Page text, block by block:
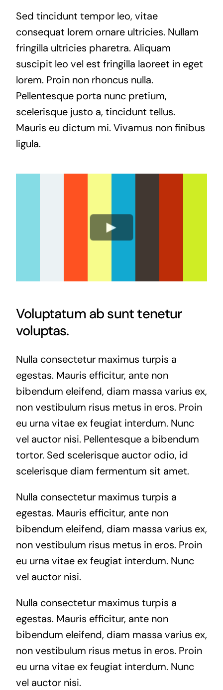
Sed tincidunt tempor leo, vitae
consequat lorem ornare ultricies. Nullam
fringilla ultricies pharetra. Aliquam
suscipit leo vel est fringilla laoreet in eget
lorem. Proin non rhoncus nulla.
Pellentesque porta nunc pretium,
scelerisque justo a, tincidunt tellus.
Mauris eu dictum mi. Vivamus non finibus
ligula.
Voluptatum ab sunt tenetur
voluptas.
Nulla consectetur maximus turpis a
egestas. Mauris efficitur, ante non
bibendum eleifend, diam massa varius ex,
non vestibulum risus metus in eros. Proin
eu urna vitae ex feugiat interdum. Nunc
vel auctor nisi. Pellentesque a bibendum
tortor. Sed scelerisque auctor odio, id
scelerisque diam fermentum sit amet.
Nulla consectetur maximus turpis a
egestas. Mauris efficitur, ante non
bibendum eleifend, diam massa varius ex,
non vestibulum risus metus in eros. Proin
eu urna vitae ex feugiat interdum. Nunc
vel auctor nisi.
Nulla consectetur maximus turpis a
egestas. Mauris efficitur, ante non
bibendum eleifend, diam massa varius ex,
non vestibulum risus metus in eros. Proin
eu urna vitae ex feugiat interdum. Nunc
vel auctor nisi.